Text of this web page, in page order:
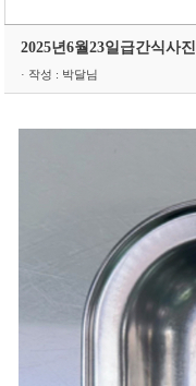
2025년6월23일급간식사진
· 작성 : 박달님